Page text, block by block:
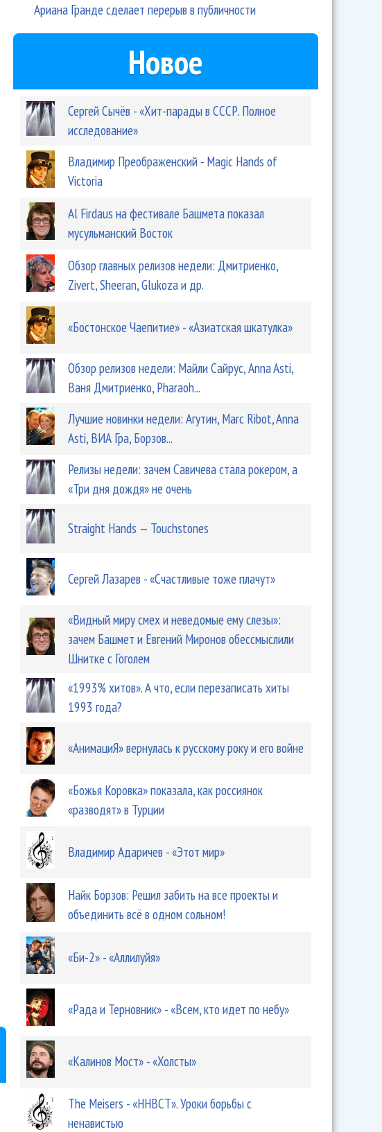
Ариана Гранде сделает перерыв в публичности
Новое
Сергей Сычёв - «Хит-парады в СССР. Полное
исследование»
Владимир Преображенский - Magic Hands of
Victoria
Аl Firdaus на фестивале Башмета показал
мусульманский Восток
Обзор главных релизов недели: Дмитриенко,
Zivert, Sheeran, Glukoza и др.
«Бостонское Чаепитие» - «Азиатская шкатулка»
Обзор релизов недели: Майли Сайрус, Anna Asti,
Ваня Дмитриенко, Pharaoh...
Лучшие новинки недели: Агутин, Marc Ribot, Anna
Asti, ВИА Гра, Борзов...
Релизы недели: зачем Савичева стала рокером, а
«Три дня дождя» не очень
Straight Hands — Touchstones
Сергей Лазарев - «Счастливые тоже плачут»
«Видный миру смех и неведомые ему слезы»:
зачем Башмет и Евгений Миронов обессмыслили
Шнитке с Гоголем
«1993% хитов». А что, если перезаписать хиты
1993 года?
«АнимациЯ» вернулась к русскому року и его войне
«Божья Коровка» показала, как россиянок
«разводят» в Турции
Владимир Адаричев - «Этот мир»
Найк Борзов: Решил забить на все проекты и
объединить всё в одном сольном!
«Би-2» - «Аллилуйя»
«Рада и Терновник» - «Всем, кто идет по небу»
«Калинов Мост» - «Холсты»
The Meisers - «ННВСТ». Уроки борьбы с
ненавистью